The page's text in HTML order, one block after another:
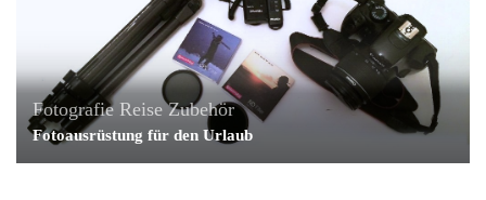
Fotografie Reise Zubehör
Fotoausrüstung für den Urlaub